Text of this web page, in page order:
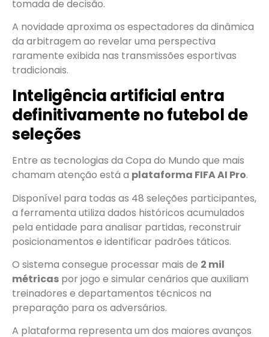
tomada de decisão.
A novidade aproxima os espectadores da dinâmica
da arbitragem ao revelar uma perspectiva
raramente exibida nas transmissões esportivas
tradicionais.
Inteligência artificial entra
definitivamente no futebol de
seleções
Entre as tecnologias da Copa do Mundo que mais
chamam atenção está a plataforma FIFA AI Pro.
Disponível para todas as 48 seleções participantes,
a ferramenta utiliza dados históricos acumulados
pela entidade para analisar partidas, reconstruir
posicionamentos e identificar padrões táticos.
O sistema consegue processar mais de 2 mil
métricas por jogo e simular cenários que auxiliam
treinadores e departamentos técnicos na
preparação para os adversários.
A plataforma representa um dos maiores avanços